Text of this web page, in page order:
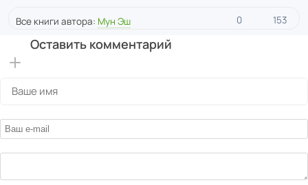
Все книги автора: Мун Эш 0 153
Оставить комментарий